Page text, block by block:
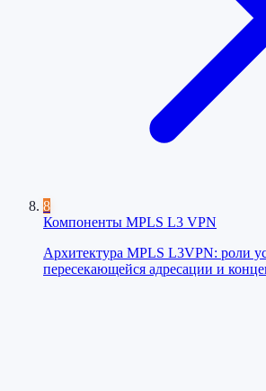
8
Компоненты MPLS L3 VPN
Архитектура MPLS L3VPN: роли
пересекающейся адресации и